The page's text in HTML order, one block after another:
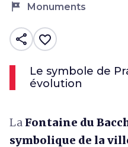
tour Monuments
share favorite_border
Le symbole de
évolution
La Fontaine du
symbolique de la